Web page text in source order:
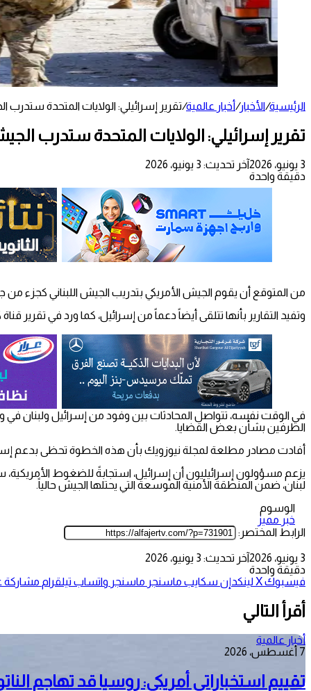
الرئيسية/الأخبار/أخبار عالمية/تقرير إسرائيلي: الولايات المتحدة ستدرب
تقرير إسرائيلي: الولايات المتحدة ستدرب
3 يونيو، 2026
آخر تحديث: 3 يونيو، 2026
دقيقة واحدة
من المتوقع أن يقوم الجيش الأمريكي بتدريب الجيش اللبناني كجزء
وتفيد التقارير بأنها تتلقى أيضاً دعماً من إسرائيل، كما ورد في تقرير قناة كان 11 الإخبارية الليلة
في الوقت نفسه، تتواصل المحادثات بين وفود من إسرائيل ولبنان
الطرفين بشأن بعض القضايا.
أفادت مصادر مطلعة لمجلة نيوزويك بأن هذه الخطوة تحظى بدعم
يزعم مسؤولون إسرائيليون أن إسرائيل، استجابةً للضغوط
لبنان، ضمن المنطقة الأمنية الموسعة التي يحتلها الجيش حالياً.
الوسوم
خبر مميز
الرابط المختصر:
3 يونيو، 2026
آخر تحديث: 3 يونيو، 2026
دقيقة واحدة
فيسبوك‫Xلينكدإن سكايب ماسنجر ماسنجر واتساب تيلقرام مشاركة
أقرأ التالي
أخبار عالمية
7 أغسطس، 2026
تقييم استخباراتي أمريكي: روسيا قد تهاجم الناتو خلال